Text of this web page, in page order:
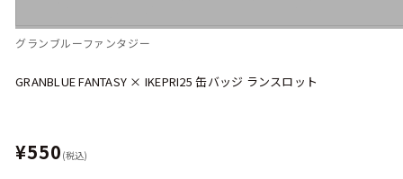
グランブルーファンタジー
GRANBLUE FANTASY × IKEPRI25 缶バッジ ランスロット
¥550 (税込)